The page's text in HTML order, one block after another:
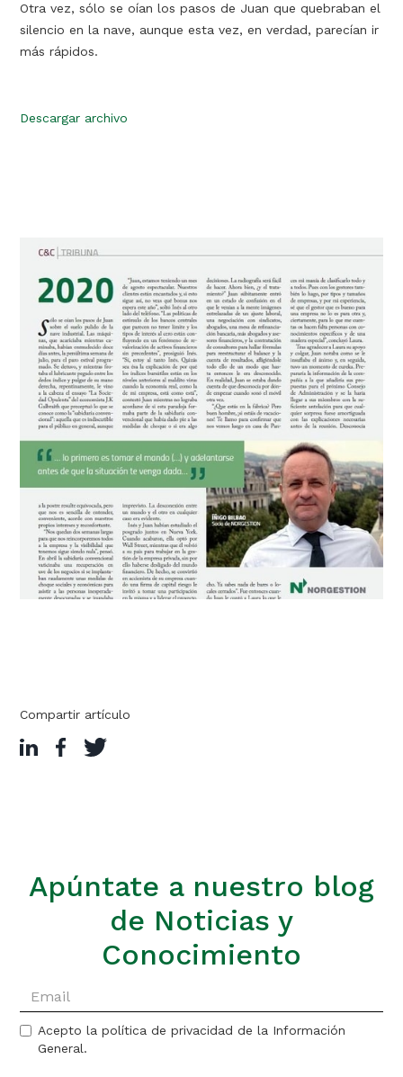
Otra vez, sólo se oían los pasos de Juan que quebraban el
silencio en la nave, aunque esta vez, en verdad, parecían ir
más rápidos.
Descargar archivo
Compartir artículo
Apúntate a nuestro blog
de Noticias y
Conocimiento
Acepto la política de privacidad de la Información
General.